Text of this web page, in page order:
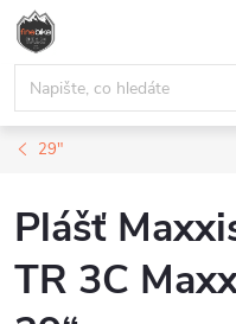
Přejít
obsah
29"
Plášť
TR 3C